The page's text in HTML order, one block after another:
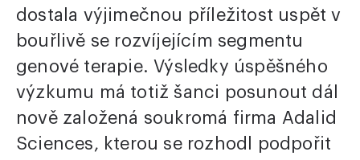
dostala výjimečnou příležitost uspět v
bouřlivě se rozvíjejícím segmentu
genové terapie. Výsledky úspěšného
výzkumu má totiž šanci posunout dál
nově založená soukromá firma Adalid
Sciences, kterou se rozhodl podpořit